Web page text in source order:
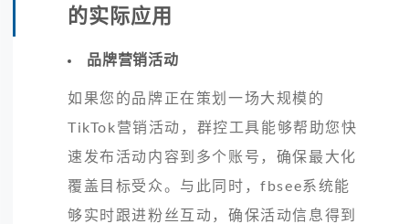
的实际应用
品牌营销活动
如果您的品牌正在策划一场大规模的
TikTok营销活动，群控工具能够帮助您快
速发布活动内容到多个账号，确保最大化
覆盖目标受众。与此同时，fbsee系统能
够实时跟进粉丝互动，确保活动信息得到